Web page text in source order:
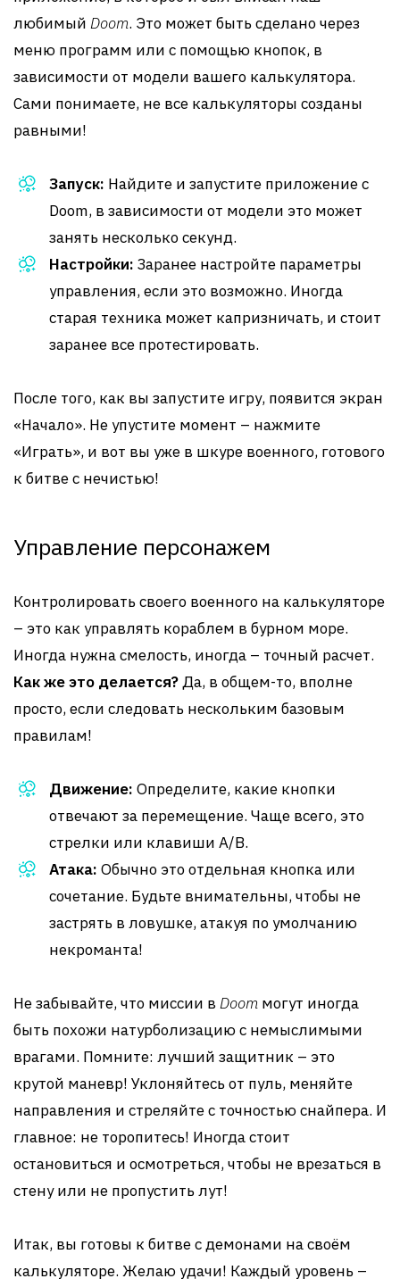
любимый Doom. Это может быть сделано через
меню программ или с помощью кнопок, в
зависимости от модели вашего калькулятора.
Сами понимаете, не все калькуляторы созданы
равными!
Запуск: Найдите и запустите приложение с
Doom, в зависимости от модели это может
занять несколько секунд.
Настройки: Заранее настройте параметры
управления, если это возможно. Иногда
старая техника может капризничать, и стоит
заранее все протестировать.
После того, как вы запустите игру, появится экран
«Начало». Не упустите момент – нажмите
«Играть», и вот вы уже в шкуре военного, готового
к битве с нечистью!
Управление персонажем
Контролировать своего военного на калькуляторе
– это как управлять кораблем в бурном море.
Иногда нужна смелость, иногда – точный расчет.
Как же это делается?Да, в общем-то, вполне
просто, если следовать нескольким базовым
правилам!
Движение: Определите, какие кнопки
отвечают за перемещение. Чаще всего, это
стрелки или клавиши A/B.
Атака: Обычно это отдельная кнопка или
сочетание. Будьте внимательны, чтобы не
застрять в ловушке, атакуя по умолчанию
некроманта!
Не забывайте, что миссии вDoom могут иногда
быть похожи натурболизацию с немыслимыми
врагами. Помните: лучший защитник – это
крутой маневр! Уклоняйтесь от пуль, меняйте
направления и стреляйте с точностью снайпера. И
главное: не торопитесь! Иногда стоит
остановиться и осмотреться, чтобы не врезаться в
стену или не пропустить лут!
Итак, вы готовы к битве с демонами на своём
калькуляторе. Желаю удачи! Каждый уровень –